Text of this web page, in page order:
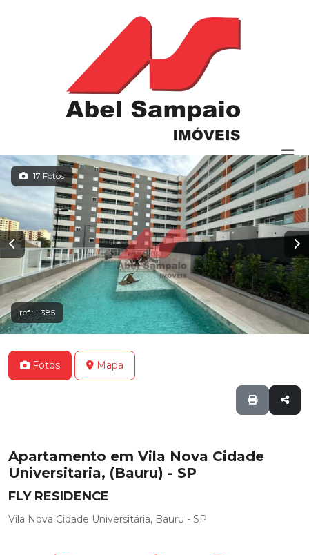
17 Fotos
ref.: L385
Fotos Mapa
Apartamento em Vila Nova Cidade
Universitaria, (Bauru) - SP
FLY RESIDENCE
Vila Nova Cidade Universitária, Bauru - SP